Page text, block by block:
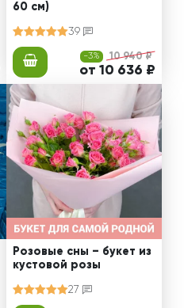
60 см)
39
-3% 10 940 ₽
от 10 636 ₽
Розовые сны – букет из
кустовой розы
27